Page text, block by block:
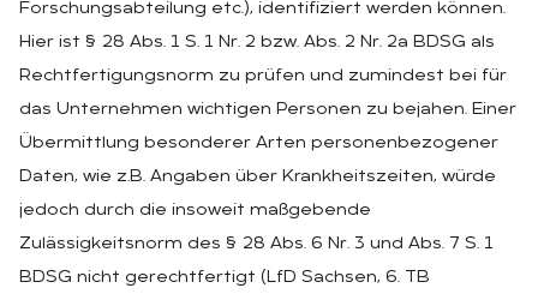
Forschungsabteilung etc.), identifiziert werden können.
Hier ist § 28 Abs. 1 S. 1 Nr. 2 bzw. Abs. 2 Nr. 2a BDSG als
Rechtfertigungsnorm zu prüfen und zumindest bei für
das Unternehmen wichtigen Personen zu bejahen. Einer
Übermittlung besonderer Arten personenbezogener
Daten, wie z.B. Angaben über Krankheitszeiten, würde
jedoch durch die insoweit maßgebende
Zulässigkeitsnorm des § 28 Abs. 6 Nr. 3 und Abs. 7 S. 1
BDSG nicht gerechtfertigt (LfD Sachsen, 6. TB